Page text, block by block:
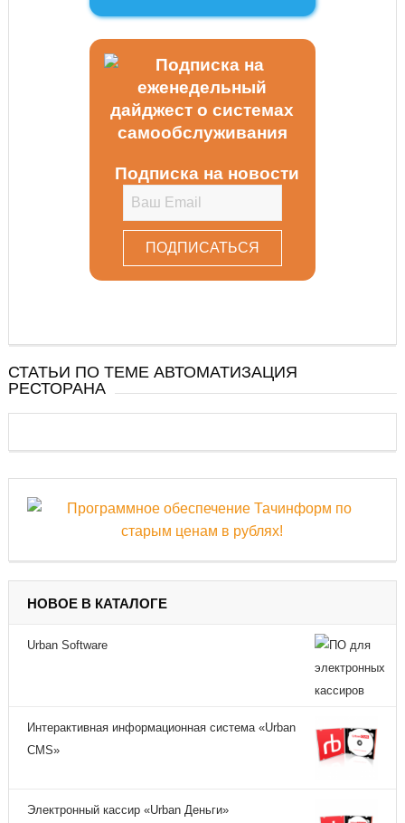
Подписка на новости
СТАТЬИ ПО ТЕМЕ АВТОМАТИЗАЦИЯ
РЕСТОРАНА
НОВОЕ В КАТАЛОГЕ
Urban Software
Интерактивная информационная система «Urban
CMS»
Электронный кассир «Urban Деньги»